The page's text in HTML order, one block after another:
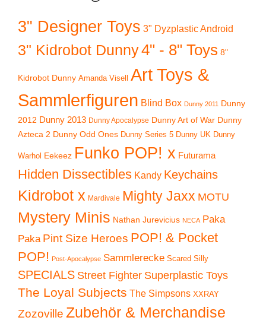
3" Designer Toys 3" Dyzplastic Android
3" Kidrobot Dunny4" - 8" Toys 8"
Kidrobot Dunny Amanda Visell
Art Toys &
Sammlerfiguren Blind Box Dunny 2011 Dunny
2012 Dunny 2013 Dunny Apocalypse Dunny Art of War Dunny
Azteca 2 Dunny Odd Ones Dunny Series 5 Dunny UK Dunny
Warhol Eekeez Funko POP! x Futurama
Hidden Dissectibles Kandy Keychains
Kidrobot x Mardivale Mighty Jaxx MOTU
Mystery Minis Nathan Jurevicius NECA Paka
Paka Pint Size Heroes POP! & Pocket
POP! Post-Apocalypse Sammlerecke Scared Silly
SPECIALS Street Fighter Superplastic Toys
The Loyal Subjects The Simpsons XXRAY
Zozoville Zubehör & Merchandise